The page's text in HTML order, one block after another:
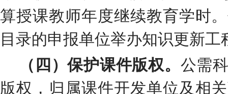
算授课教师年度继续教育学时。
目录的申报单位举办知识更新工
（四）保护课件版权。 公需
版权，归属课件开发单位及相